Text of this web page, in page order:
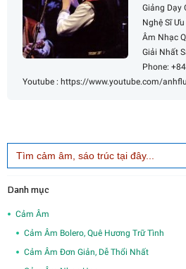
Giảng Dạy
Nghệ Sĩ
Âm Nhạc
Giải Nhất
Phone:
Youtube : https://www.youtube.com/
Search
for:
Danh mục
Cảm Âm
Cảm Âm Bolero, Quê Hương Trữ Tình
Cảm Âm Đơn Giản, Dễ Thổi Nhất